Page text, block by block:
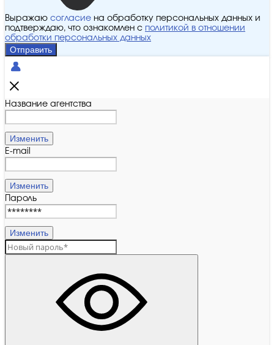
Выражаю согласие на обработку персональных данных и
подтверждаю, что ознакомлен с политикой в отношении
обработки персональных данных
Отправить
Название агентства
Изменить
E-mail
Изменить
Пароль
Изменить